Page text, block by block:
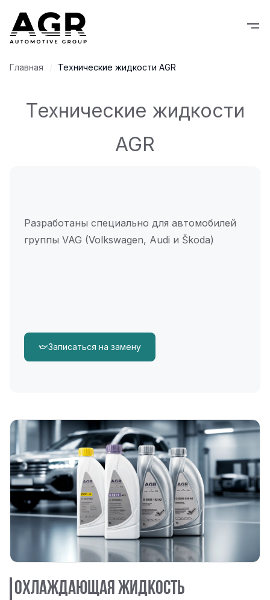
Главная Технические жидкости AGR
Технические жидкости
AGR
Разработаны специально для автомобилей
группы VAG (Volkswagen, Audi и Škoda)
Записаться на замену
Охлаждающая жидкость